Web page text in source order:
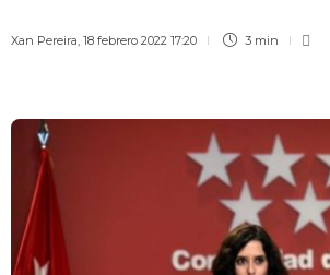
Xan Pereira, 18 febrero 2022 17:20 3 min